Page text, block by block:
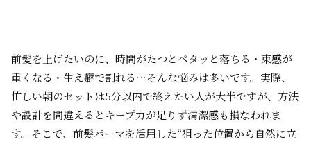
前髪を上げたいのに、時間がたつとペタッと落ちる・束感が
重くなる・生え癖で割れる…そんな悩みは多いです。実際、
忙しい朝のセットは5分以内で終えたい人が大半ですが、方法
や設計を間違えるとキープ力が足りず清潔感も損なわれま
す。そこで、前髪パーマを活用した“狙った位置から自然に立